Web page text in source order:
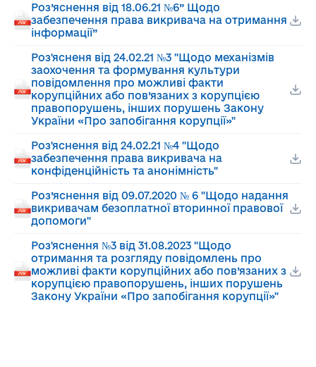
Роз’яснення від 18.06.21 №6” Щодо
забезпечення права викривача на отримання
інформації”
Роз'ясненя від 24.02.21 №3 "Щодо механізмів
заохочення та формування культури
повідомлення про можливі факти
корупційних або пов’язаних з корупцією
правопорушень, інших порушень Закону
України «Про запобігання корупції»"
Роз'яснення від 24.02.21 №4 "Щодо
забезпечення права викривача на
конфіденційність та анонімність"
Роз’яснення від 09.07.2020 № 6 "Щодо надання
викривачам безоплатної вторинної правової
допомоги"
Роз'яснення №3 від 31.08.2023 "Щодо
отримання та розгляду повідомлень про
можливі факти корупційних або пов’язаних з
корупцією правопорушень, інших порушень
Закону України «Про запобігання корупції»"